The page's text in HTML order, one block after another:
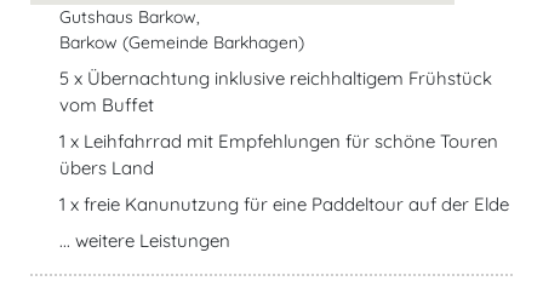
Gutshaus Barkow,
Barkow (Gemeinde Barkhagen)
5 x Übernachtung inklusive reichhaltigem Frühstück
vom Buffet
1 x Leihfahrrad mit Empfehlungen für schöne Touren
übers Land
1 x freie Kanunutzung für eine Paddeltour auf der Elde
... weitere Leistungen